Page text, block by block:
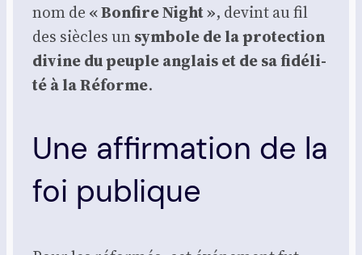
nom de « Bon­fire Night », devint au fil
des siècles unsym­bole de la pro­tec­tion
divine du peuple anglais et de sa fidé­li­
té à la Réforme.
Une affirmation de la
foi publique